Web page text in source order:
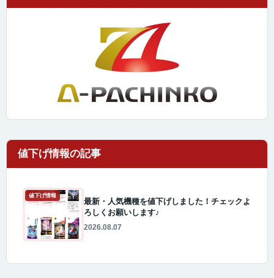
値下げ情報
最新・人気機種を値下げしました！チェックよ
ろしくお願いします♪
2026.08.07